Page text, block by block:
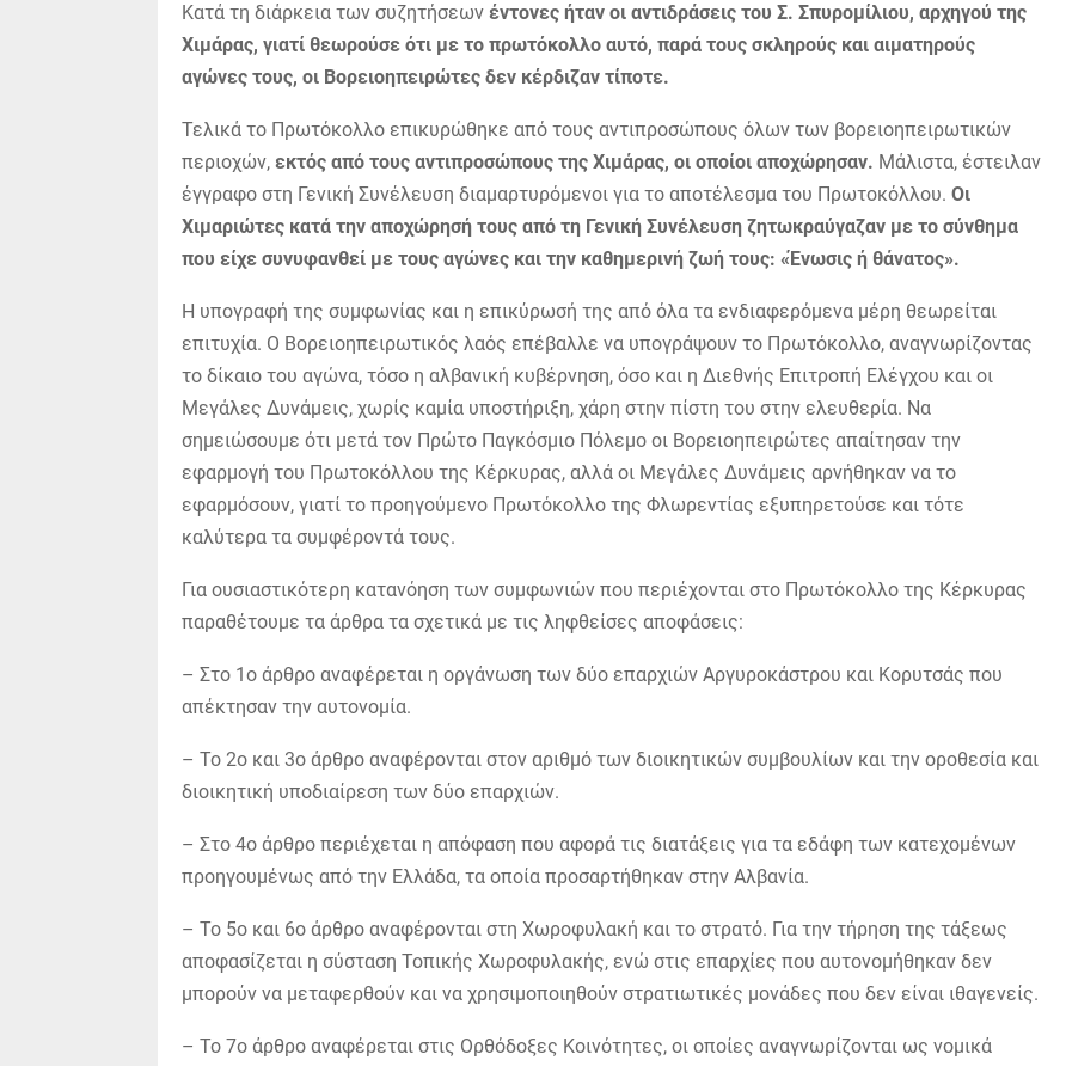
Κατά τη διάρκεια των συζητήσεων έντονες ήταν οι αντιδράσεις του Σ. Σπυρομίλιου, αρχηγού της
Χιμάρας, γιατί θεωρούσε ότι με το πρωτόκολλο αυτό, παρά τους σκληρούς και αιματηρούς
αγώνες τους, οι Βορειοηπειρώτες δεν κέρδιζαν τίποτε.
Τελικά το Πρωτόκολλο επικυρώθηκε από τους αντιπροσώπους όλων των βορειοηπειρωτικών
περιοχών, εκτός από τους αντιπροσώπους της Χιμάρας, οι οποίοι αποχώρησαν. Μάλιστα, έστειλαν
έγγραφο στη Γενική Συνέλευση διαμαρτυρόμενοι για το αποτέλεσμα του Πρωτοκόλλου. Οι
Χιμαριώτες κατά την αποχώρησή τους από τη Γενική Συνέλευση ζητωκραύγαζαν με το σύνθημα
που είχε συνυφανθεί με τους αγώνες και την καθημερινή ζωή τους: «Ένωσις ή θάνατος».
Η υπογραφή της συμφωνίας και η επικύρωσή της από όλα τα ενδιαφερόμενα μέρη θεωρείται
επιτυχία. Ο Βορειοηπειρωτικός λαός επέβαλλε να υπογράψουν το Πρωτόκολλο, αναγνωρίζοντας
το δίκαιο του αγώνα, τόσο η αλβανική κυβέρνηση, όσο και η Διεθνής Επιτροπή Ελέγχου και οι
Μεγάλες Δυνάμεις, χωρίς καμία υποστήριξη, χάρη στην πίστη του στην ελευθερία. Να
σημειώσουμε ότι μετά τον Πρώτο Παγκόσμιο Πόλεμο οι Βορειοηπειρώτες απαίτησαν την
εφαρμογή του Πρωτοκόλλου της Κέρκυρας, αλλά οι Μεγάλες Δυνάμεις αρνήθηκαν να το
εφαρμόσουν, γιατί το προηγούμενο Πρωτόκολλο της Φλωρεντίας εξυπηρετούσε και τότε
καλύτερα τα συμφέροντά τους.
Για ουσιαστικότερη κατανόηση των συμφωνιών που περιέχονται στο Πρωτόκολλο της Κέρκυρας
παραθέτουμε τα άρθρα τα σχετικά με τις ληφθείσες αποφάσεις:
– Στο 1ο άρθρο αναφέρεται η οργάνωση των δύο επαρχιών Αργυροκάστρου και Κορυτσάς που
απέκτησαν την αυτονομία.
– Το 2ο και 3ο άρθρο αναφέρονται στον αριθμό των διοικητικών συμβουλίων και την οροθεσία και
διοικητική υποδιαίρεση των δύο επαρχιών.
– Στο 4ο άρθρο περιέχεται η απόφαση που αφορά τις διατάξεις για τα εδάφη των κατεχομένων
προηγουμένως από την Ελλάδα, τα οποία προσαρτήθηκαν στην Αλβανία.
– Το 5ο και 6ο άρθρο αναφέρονται στη Χωροφυλακή και το στρατό. Για την τήρηση της τάξεως
αποφασίζεται η σύσταση Τοπικής Χωροφυλακής, ενώ στις επαρχίες που αυτονομήθηκαν δεν
μπορούν να μεταφερθούν και να χρησιμοποιηθούν στρατιωτικές μονάδες που δεν είναι ιθαγενείς.
– Το 7ο άρθρο αναφέρεται στις Ορθόδοξες Κοινότητες, οι οποίες αναγνωρίζονται ως νομικά